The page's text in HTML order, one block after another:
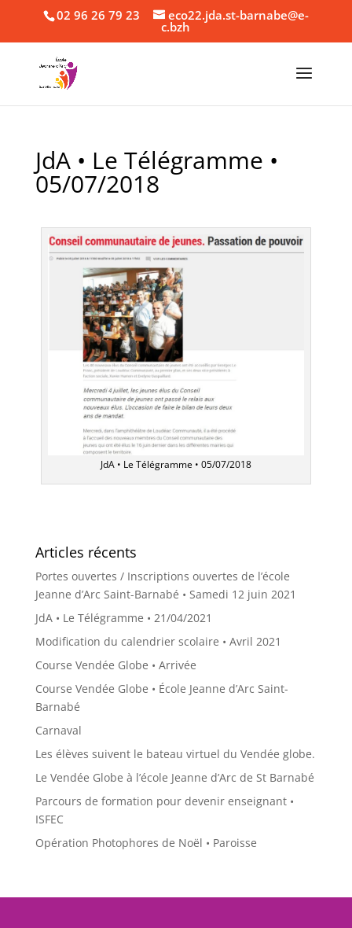
02 96 26 79 23 eco22.jda.st-barnabe@e-
c.bzh
JdA • Le Télégramme •
05/07/2018
JdA • Le Télégramme • 05/07/2018
Articles récents
Portes ouvertes / Inscriptions ouvertes de l’école
Jeanne d’Arc Saint-Barnabé • Samedi 12 juin 2021
JdA • Le Télégramme • 21/04/2021
Modification du calendrier scolaire • Avril 2021
Course Vendée Globe • Arrivée
Course Vendée Globe • École Jeanne d’Arc Saint-
Barnabé
Carnaval
Les élèves suivent le bateau virtuel du Vendée globe.
Le Vendée Globe à l’école Jeanne d’Arc de St Barnabé
Parcours de formation pour devenir enseignant •
ISFEC
Opération Photophores de Noël • Paroisse